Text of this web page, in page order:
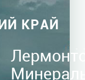
КРАЙ